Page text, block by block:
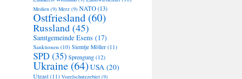
Medien (9) Merz (9) NATO(13)
Ostfriesland (60)
Russland (45)
Samtgemeinde Esens (17)
Sanktionen (10) Siemtje Möller (11)
SPD (35)Sprengung(12)
Ukraine (64)USA (20)
Utgast (11) Vogelschutzgebiet (9)